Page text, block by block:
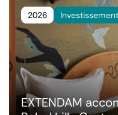
2026
EXTENDAM